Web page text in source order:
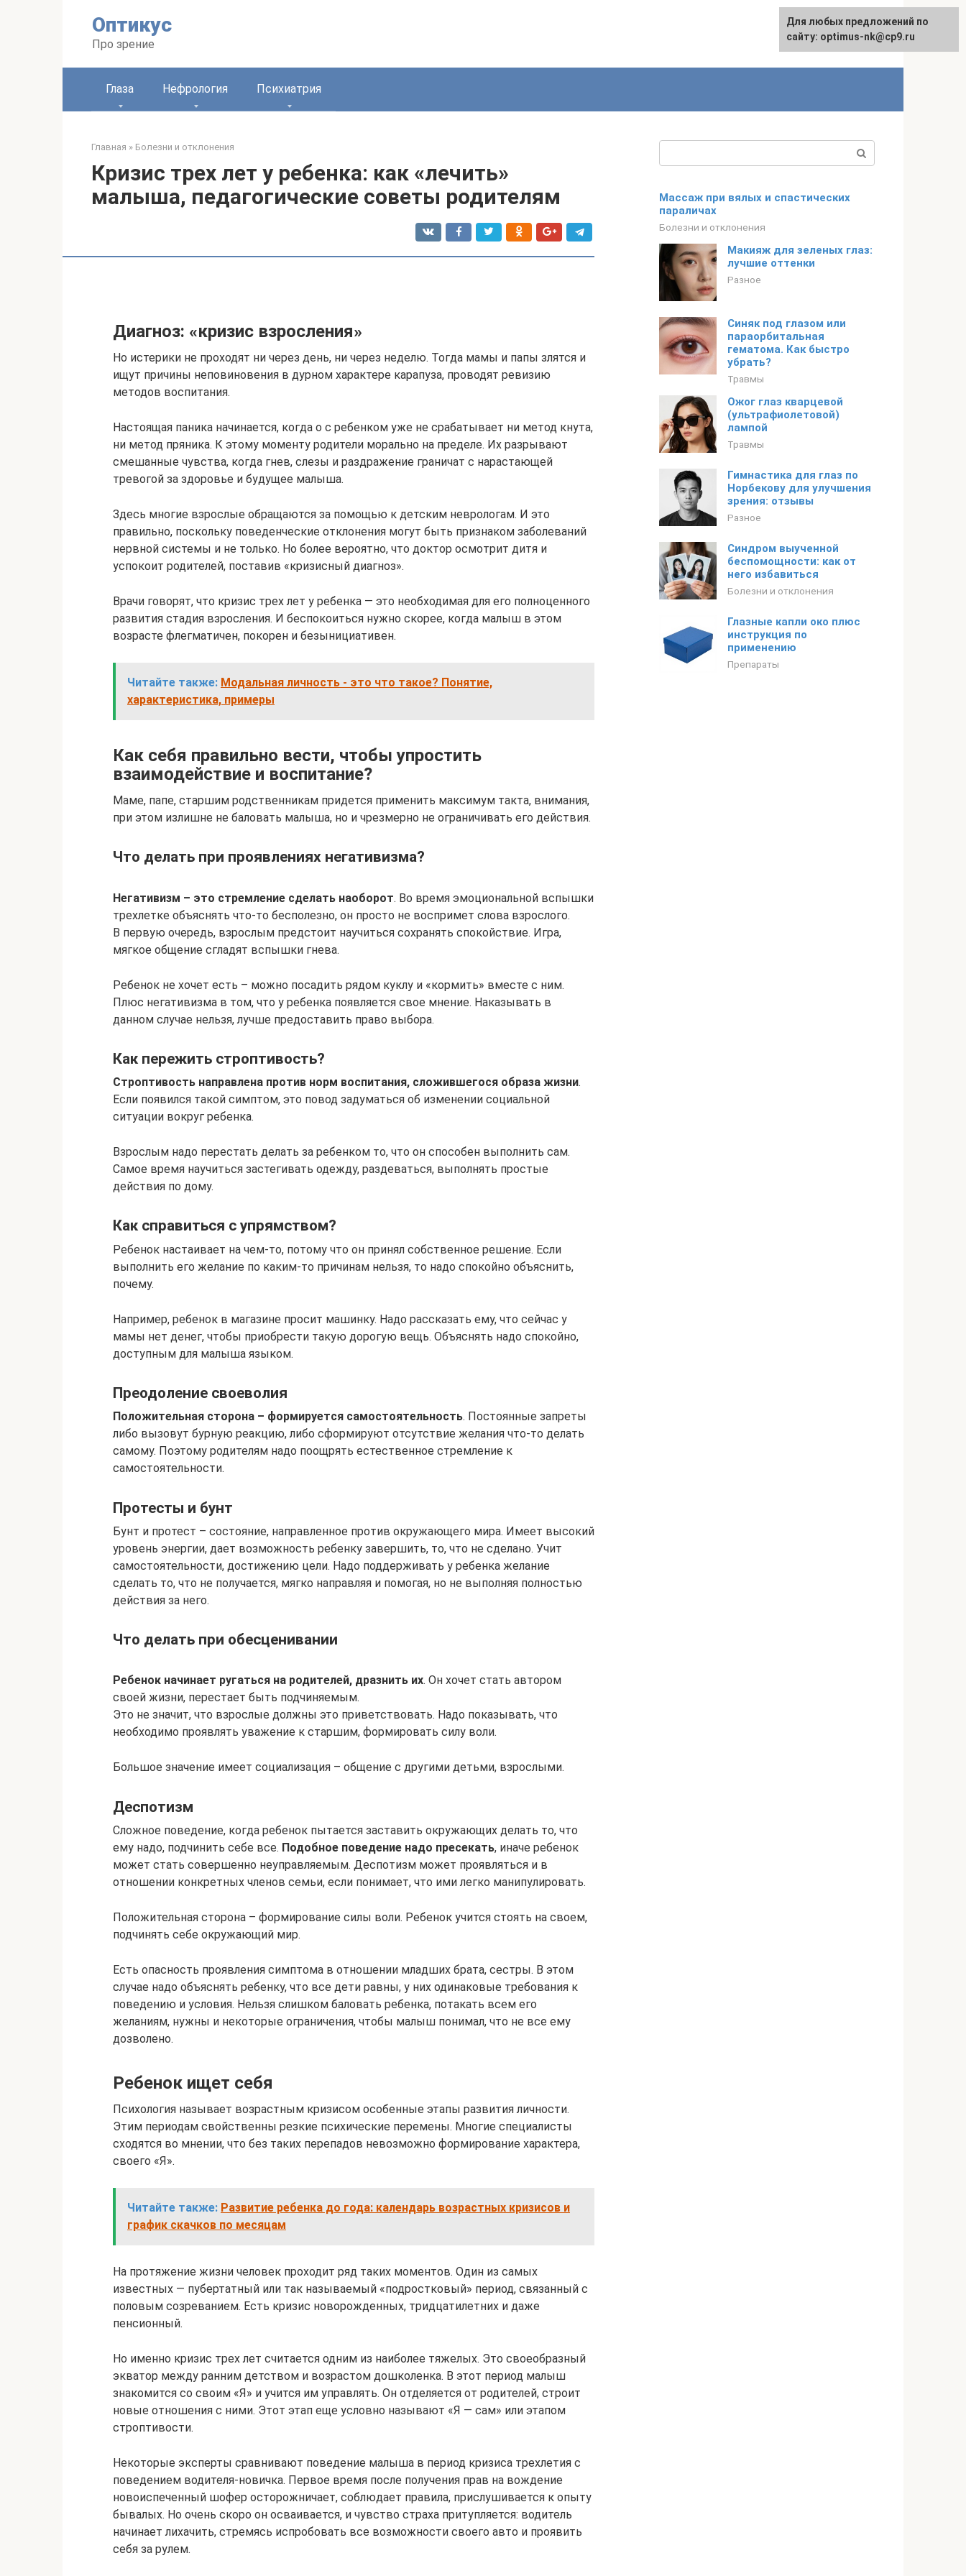
Оптикус
Про зрение
English
Глаза Нефрология Психиатрия
Главная » Болезни и отклонения
Кризис трех лет у ребенка: как «лечить»
малыша, педагогические советы родителям
Диагноз: «кризис взросления»
Но истерики не проходят ни через день, ни через неделю. Тогда мамы и папы злятся и
ищут причины неповиновения в дурном характере карапуза, проводят ревизию
методов воспитания.
Настоящая паника начинается, когда о с ребенком уже не срабатывает ни метод кнута,
ни метод пряника. К этому моменту родители морально на пределе. Их разрывают
смешанные чувства, когда гнев, слезы и раздражение граничат с нарастающей
тревогой за здоровье и будущее малыша.
Здесь многие взрослые обращаются за помощью к детским неврологам. И это
правильно, поскольку поведенческие отклонения могут быть признаком заболеваний
нервной системы и не только. Но более вероятно, что доктор осмотрит дитя и
успокоит родителей, поставив «кризисный диагноз».
Врачи говорят, что кризис трех лет у ребенка — это необходимая для его полноценного
развития стадия взросления. И беспокоиться нужно скорее, когда малыш в этом
возрасте флегматичен, покорен и безынициативен.
Читайте также: Модальная личность - это что такое? Понятие,
характеристика, примеры
Как себя правильно вести, чтобы упростить
взаимодействие и воспитание?
Маме, папе, старшим родственникам придется применить максимум такта, внимания,
при этом излишне не баловать малыша, но и чрезмерно не ограничивать его действия.
Что делать при проявлениях негативизма?
Негативизм – это стремление сделать наоборот. Во время эмоциональной вспышки
трехлетке объяснять что-то бесполезно, он просто не воспримет слова взрослого.
В первую очередь, взрослым предстоит научиться сохранять спокойствие. Игра,
мягкое общение сгладят вспышки гнева.
Ребенок не хочет есть – можно посадить рядом куклу и «кормить» вместе с ним.
Плюс негативизма в том, что у ребенка появляется свое мнение. Наказывать в
данном случае нельзя, лучше предоставить право выбора.
Как пережить строптивость?
Строптивость направлена против норм воспитания, сложившегося образа жизни.
Если появился такой симптом, это повод задуматься об изменении социальной
ситуации вокруг ребенка.
Взрослым надо перестать делать за ребенком то, что он способен выполнить сам.
Самое время научиться застегивать одежду, раздеваться, выполнять простые
действия по дому.
Как справиться с упрямством?
Ребенок настаивает на чем-то, потому что он принял собственное решение. Если
выполнить его желание по каким-то причинам нельзя, то надо спокойно объяснить,
почему.
Например, ребенок в магазине просит машинку. Надо рассказать ему, что сейчас у
мамы нет денег, чтобы приобрести такую дорогую вещь. Объяснять надо спокойно,
доступным для малыша языком.
Преодоление своеволия
Положительная сторона – формируется самостоятельность. Постоянные запреты
либо вызовут бурную реакцию, либо сформируют отсутствие желания что-то делать
самому. Поэтому родителям надо поощрять естественное стремление к
самостоятельности.
Протесты и бунт
Бунт и протест – состояние, направленное против окружающего мира. Имеет высокий
уровень энергии, дает возможность ребенку завершить, то, что не сделано. Учит
самостоятельности, достижению цели. Надо поддерживать у ребенка желание
сделать то, что не получается, мягко направляя и помогая, но не выполняя полностью
действия за него.
Что делать при обесценивании
Ребенок начинает ругаться на родителей, дразнить их. Он хочет стать автором
своей жизни, перестает быть подчиняемым.
Это не значит, что взрослые должны это приветствовать. Надо показывать, что
необходимо проявлять уважение к старшим, формировать силу воли.
Большое значение имеет социализация – общение с другими детьми, взрослыми.
Деспотизм
Сложное поведение, когда ребенок пытается заставить окружающих делать то, что
ему надо, подчинить себе все. Подобное поведение надо пресекать, иначе ребенок
может стать совершенно неуправляемым. Деспотизм может проявляться и в
отношении конкретных членов семьи, если понимает, что ими легко манипулировать.
Положительная сторона – формирование силы воли. Ребенок учится стоять на своем,
подчинять себе окружающий мир.
Есть опасность проявления симптома в отношении младших брата, сестры. В этом
случае надо объяснять ребенку, что все дети равны, у них одинаковые требования к
поведению и условия. Нельзя слишком баловать ребенка, потакать всем его
желаниям, нужны и некоторые ограничения, чтобы малыш понимал, что не все ему
дозволено.
Ребенок ищет себя
Психология называет возрастным кризисом особенные этапы развития личности.
Этим периодам свойственны резкие психические перемены. Многие специалисты
сходятся во мнении, что без таких перепадов невозможно формирование характера,
своего «Я».
Читайте также: Развитие ребенка до года: календарь возрастных кризисов и
график скачков по месяцам
На протяжение жизни человек проходит ряд таких моментов. Один из самых
известных — пубертатный или так называемый «подростковый» период, связанный с
половым созреванием. Есть кризис новорожденных, тридцатилетних и даже
пенсионный.
Но именно кризис трех лет считается одним из наиболее тяжелых. Это своеобразный
экватор между ранним детством и возрастом дошколенка. В этот период малыш
знакомится со своим «Я» и учится им управлять. Он отделяется от родителей, строит
новые отношения с ними. Этот этап еще условно называют «Я — сам» или этапом
строптивости.
Некоторые эксперты сравнивают поведение малыша в период кризиса трехлетия с
поведением водителя-новичка. Первое время после получения прав на вождение
новоиспеченный шофер осторожничает, соблюдает правила, прислушивается к опыту
бывалых. Но очень скоро он осваивается, и чувство страха притупляется: водитель
начинает лихачить, стремясь испробовать все возможности своего авто и проявить
себя за рулем.
Массаж при вялых и спастических
параличах
Болезни и отклонения
Макияж для зеленых глаз:
лучшие оттенки
Разное
Синяк под глазом или
параорбитальная
гематома. Как быстро
убрать?
Травмы
Ожог глаз кварцевой
(ультрафиолетовой)
лампой
Травмы
Гимнастика для глаз по
Норбекову для улучшения
зрения: отзывы
Разное
Синдром выученной
беспомощности: как от
него избавиться
Болезни и отклонения
Глазные капли око плюс
инструкция по
применению
Препараты
Для любых предложений по
сайту: optimus-nk@cp9.ru